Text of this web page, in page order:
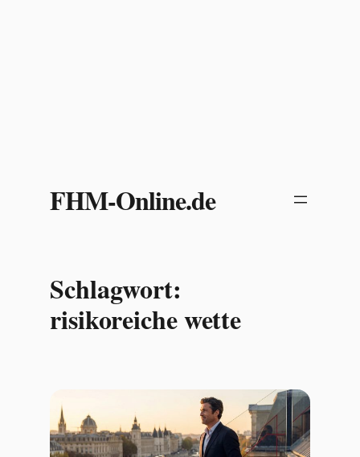
springenFHM-Online.de
Schlagwort:
risikoreiche wette